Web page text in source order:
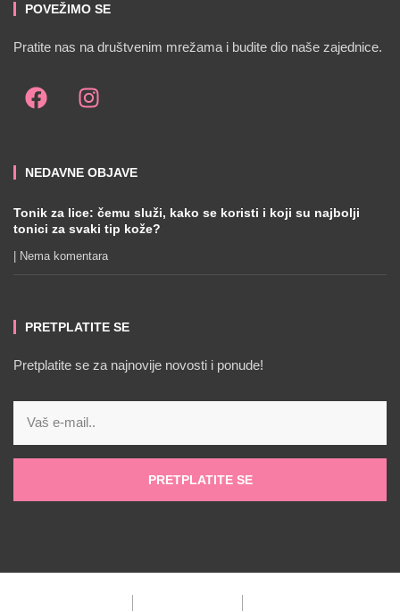
POVEŽIMO SE
Pratite nas na društvenim mrežama i budite dio naše zajednice.
NEDAVNE OBJAVE
Tonik za lice: čemu služi, kako se koristi i koji su najbolji
tonici za svaki tip kože?
Nema komentara
PRETPLATITE SE
Pretplatite se za najnovije novosti i ponude!
PRETPLATITE SE